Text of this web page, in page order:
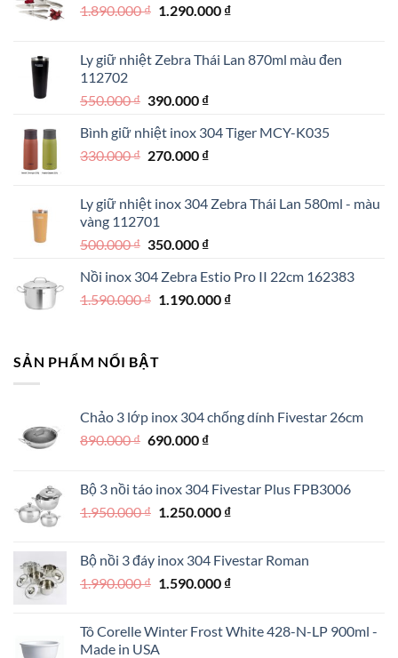
1.890.000₫ Giá
1.890.000 ₫.
1.290.000 ₫Giá
là:
Ly giữ nhiệt Zebra Thái Lan 870ml màu đen
112702
550.000₫ Giá
là:
550.000 ₫.
390.000 ₫Giá
tại
là:
Bình giữ nhiệt inox 304 Tiger MCY-K035
330.000₫ Giá
330.000 ₫.
270.000 ₫Giá
là:
Ly giữ nhiệt inox 304 Zebra Thái Lan 580ml - màu
vàng 112701
500.000₫ Giá
là:
500.000 ₫.
350.000 ₫Giá
tại
là:
Nồi inox 304 Zebra Estio Pro II 22cm 162383
1.590.000₫ Giá
1.590.000 ₫.
1.190.000 ₫Giá
SẢN PHẨM NỔI BẬT
Chảo 3 lớp inox 304 chống dính Fivestar 26cm
890.000₫ Giá
890.000 ₫.
690.000 ₫Giá
là:
690.000 ₫.
Bộ 3 nồi táo inox 304 Fivestar Plus FPB3006
1.950.000₫ Giá
1.950.000 ₫.
1.250.000 ₫Giá
là:
1.250.000 ₫.
Bộ nồi 3 đáy inox 304 Fivestar Roman
1.990.000₫ Giá
1.990.000 ₫.
1.590.000 ₫Giá
là:
Tô Corelle Winter Frost White 428-N-LP 900ml -
Made in USA